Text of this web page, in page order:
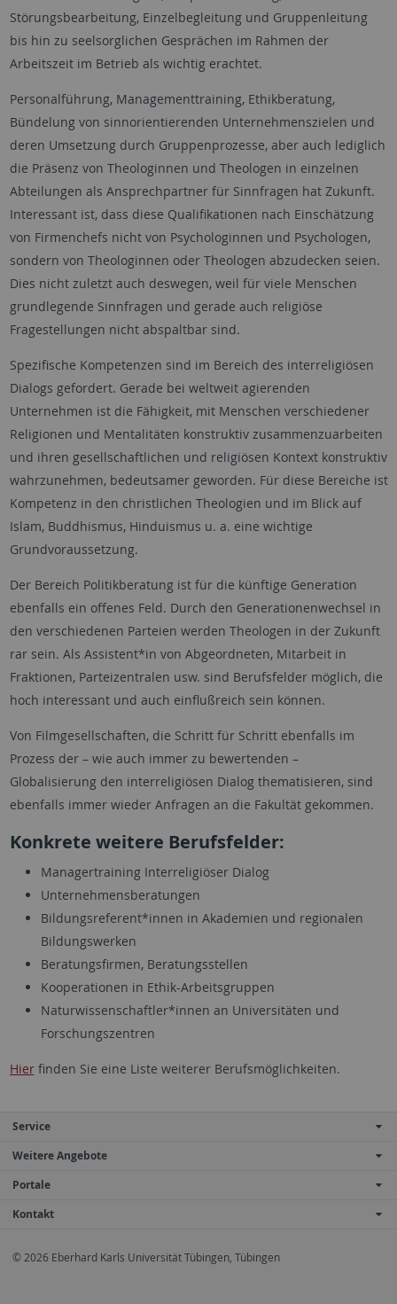
Störungsbearbeitung, Einzelbegleitung und Gruppenleitung
bis hin zu seelsorglichen Gesprächen im Rahmen der
Arbeitszeit im Betrieb als wichtig erachtet.
Personalführung, Managementtraining, Ethikberatung,
Bündelung von sinnorientierenden Unternehmenszielen und
deren Umsetzung durch Gruppenprozesse, aber auch lediglich
die Präsenz von Theologinnen und Theologen in einzelnen
Abteilungen als Ansprechpartner für Sinnfragen hat Zukunft.
Interessant ist, dass diese Qualifikationen nach Einschätzung
von Firmenchefs nicht von Psychologinnen und Psychologen,
sondern von Theologinnen oder Theologen abzudecken seien.
Dies nicht zuletzt auch deswegen, weil für viele Menschen
grundlegende Sinnfragen und gerade auch religiöse
Fragestellungen nicht abspaltbar sind.
Spezifische Kompetenzen sind im Bereich des interreligiösen
Dialogs gefordert. Gerade bei weltweit agierenden
Unternehmen ist die Fähigkeit, mit Menschen verschiedener
Religionen und Mentalitäten konstruktiv zusammenzuarbeiten
und ihren gesellschaftlichen und religiösen Kontext konstruktiv
wahrzunehmen, bedeutsamer geworden. Für diese Bereiche ist
Kompetenz in den christlichen Theologien und im Blick auf
Islam, Buddhismus, Hinduismus u. a. eine wichtige
Grundvoraussetzung.
Der Bereich Politikberatung ist für die künftige Generation
ebenfalls ein offenes Feld. Durch den Generationenwechsel in
den verschiedenen Parteien werden Theologen in der Zukunft
rar sein. Als Assistent*in von Abgeordneten, Mitarbeit in
Fraktionen, Parteizentralen usw. sind Berufsfelder möglich, die
hoch interessant und auch einflußreich sein können.
Von Filmgesellschaften, die Schritt für Schritt ebenfalls im
Prozess der – wie auch immer zu bewertenden –
Globalisierung den interreligiösen Dialog thematisieren, sind
ebenfalls immer wieder Anfragen an die Fakultät gekommen.
Konkrete weitere Berufsfelder:
Managertraining Interreligiöser Dialog
Unternehmensberatungen
Bildungsreferent*innen in Akademien und regionalen
Bildungswerken
Beratungsfirmen, Beratungsstellen
Kooperationen in Ethik-Arbeitsgruppen
Naturwissenschaftler*innen an Universitäten und
Forschungszentren
Hierfinden Sie eine Liste weiterer Berufsmöglichkeiten.
Service
Weitere Angebote
Portale
Kontakt
© 2026 Eberhard Karls Universität Tübingen, Tübingen